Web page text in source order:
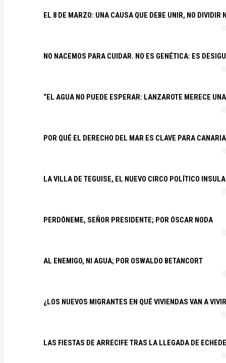
EL 8 DE MARZO: UNA CAUSA QUE DEBE UNIR, NO DIVIDIR
NO NACEMOS PARA CUIDAR. NO ES GENÉTICA: ES
“EL AGUA NO PUEDE ESPERAR: LANZAROTE MERECE
POR QUÉ EL DERECHO DEL MAR ES CLAVE PARA
LA VILLA DE TEGUISE, EL NUEVO CIRCO POLÍTICO
PERDÓNEME, SEÑOR PRESIDENTE; POR ÓSCAR NODA
AL ENEMIGO, NI AGUA; POR OSWALDO BETANCORT
¿LOS NUEVOS MIGRANTES EN QUÉ VIVIENDAS VAN A
LAS FIESTAS DE ARRECIFE TRAS LA LLEGADA DE